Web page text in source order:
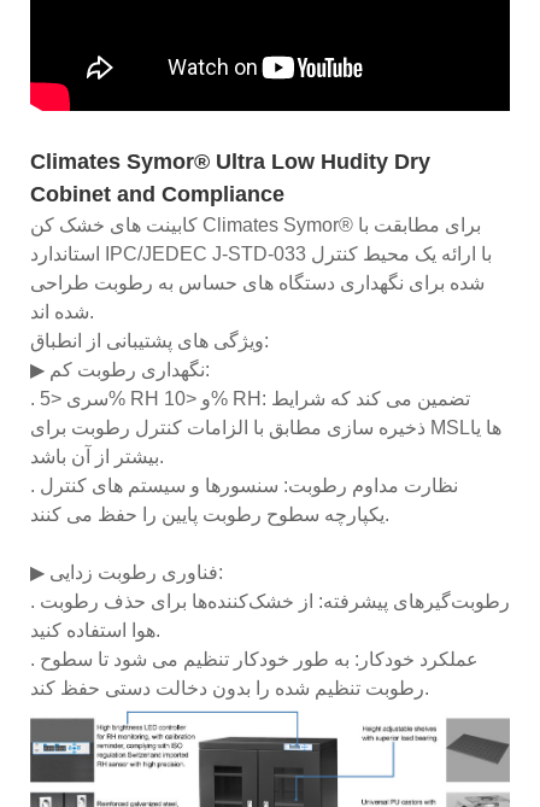
Climates Symor® Ultra Low Hudity Dry
Cobinet and Compliance
کابینت های خشک کن Climates Symor® برای مطابقت با
استاندارد IPC/JEDEC J-STD-033 با ارائه یک محیط کنترل
شده برای نگهداری دستگاه های حساس به رطوبت طراحی
شده اند.
ویژگی های پشتیبانی از انطباق:
▶ نگهداری رطوبت کم:
. سری <5% RH و <10% RH: تضمین می کند که شرایط
ذخیره سازی مطابق با الزامات کنترل رطوبت برای MSLها یا
بیشتر از آن باشد.
. نظارت مداوم رطوبت: سنسورها و سیستم های کنترل
یکپارچه سطوح رطوبت پایین را حفظ می کنند.
▶ فناوری رطوبت زدایی:
. رطوبت‌گیرهای پیشرفته: از خشک‌کننده‌ها برای حذف رطوبت
هوا استفاده کنید.
. عملکرد خودکار: به طور خودکار تنظیم می شود تا سطوح
رطوبت تنظیم شده را بدون دخالت دستی حفظ کند.